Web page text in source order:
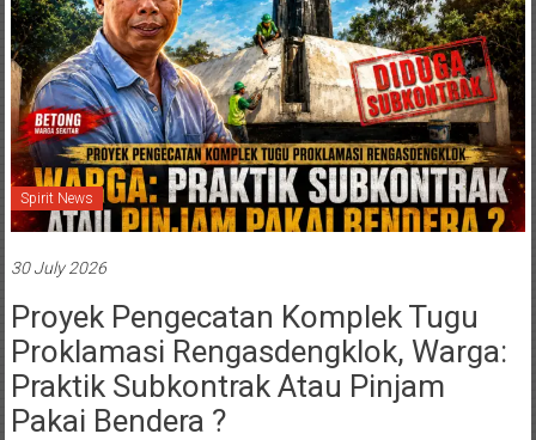
Spirit News
30 July 2026
Proyek Pengecatan Komplek Tugu
Proklamasi Rengasdengklok, Warga:
Praktik Subkontrak Atau Pinjam
Pakai Bendera ?